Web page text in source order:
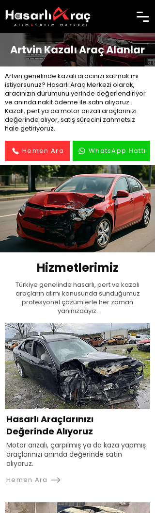
Artvin Kazalı Araç Alanlar
Artvin genelinde kazalı aracınızı satmak mı
istiyorsunuz? Hasarlı Araç Merkezi olarak,
aracınızın durumunu yerinde değerlendiriyor
ve anında nakit ödeme ile satın alıyoruz.
Kazalı, pert ya da motor arızalı araçlarınızı
değerinde alıyor, satış sürecini zahmetsiz
hale getiriyoruz.
Hemen Ara WhatsApp Hattı
Hizmetlerimiz
Türkiye genelinde hasarlı, pert ve kazalı
araçların alımı konusunda sunduğumuz
profesyonel çözümlerle her zaman
yanınızdayız.
Hasarlı Araçlarınızı
Değerinde Alıyoruz
Motor arızalı, çarpılmış ya da kaza yapmış
araçlarınızı anında değerinde satın
alıyoruz.
Hemen Ara